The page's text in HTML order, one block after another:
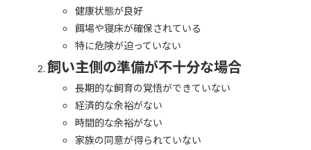
健康状態が良好
餌場や寝床が確保されている
特に危険が迫っていない
飼い主側の準備が不十分な場合
長期的な飼育の覚悟ができていない
経済的な余裕がない
時間的な余裕がない
家族の同意が得られていない